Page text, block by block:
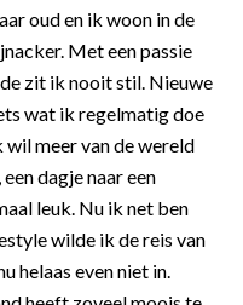
oud en ik woon in de
Met een passie
zit ik nooit stil. Nieuwe
wat ik regelmatig doe
meer van de wereld
dagje naar een
leuk. Nu ik net ben
wilde ik de reis van
helaas even niet in.